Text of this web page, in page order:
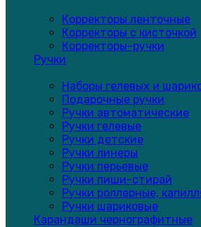
Корректоры ленточные
Корректоры с кисточкой
Корректоры-ручки
Ручки
Наборы гелевых и
Подарочные ручки
Ручки автоматические
Ручки гелевые
Ручки детские
Ручки линеры
Ручки перьевые
Ручки пиши-стирай
Ручки роллерные,
Ручки шариковые
Карандаши чернографитные